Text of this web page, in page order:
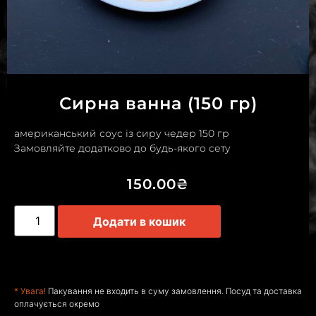
Сирна ванна (150 гр)
американський соус із сиру чедер 150 гр
Замовляйте додатково до будь-якого сету
150.00₴
Додати в кошик
* Увага! Пакування не входить в суму замовлення. Посуд та доставка
оплачується окремо